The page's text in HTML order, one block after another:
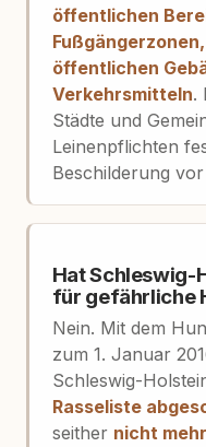
öffentlichen
öffentlichen
Verkehrsmitteln.
Städte und
Leinenpflichten
Beschilderung
Hat Schleswig-
für gefährliche
Nein. Mit dem
zum 1. Januar
Schleswig-
Rasseliste
seither nicht